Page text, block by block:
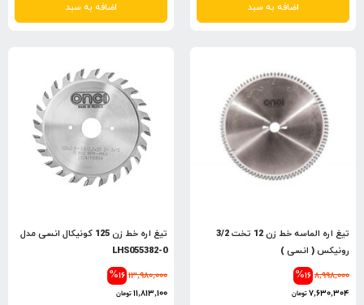
اضافه به سبد اضافه به سبد
تیغ اره الماسه خط زن 12 تخت 3/2
رونیکس ( انسی )
%16 8,998,000
7,630,304تومان
تیغ اره خط زن 125 کونیکال انسی مدل
LHS055382-0
%16 13,980,000
11,813,100تومان